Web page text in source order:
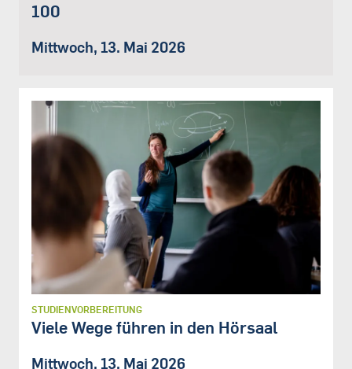
100
Mittwoch, 13. Mai 2026
STUDIENVORBEREITUNG
Viele Wege führen in den Hörsaal
Mittwoch, 13. Mai 2026